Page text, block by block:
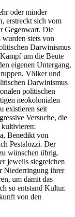
oder minder
erstreckt sich vom
Gegenwart. Die
stets von
Darwinismus
um die Beute
eigenen Untergang,
Völker und
Darwinismus
politischen
neokolonialen
existieren seit
Versuche, die
kultivieren:
Benedikt von
Pestalozzi. Der
wünschen übrig.
jeweils siegreichen
Niederringung ihrer
um damit das
so entstand Kultur.
von den